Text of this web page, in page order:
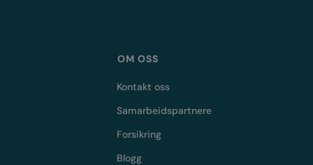
OM OSS
Kontakt oss
Samarbeidspartnere
Forsikring
Blogg